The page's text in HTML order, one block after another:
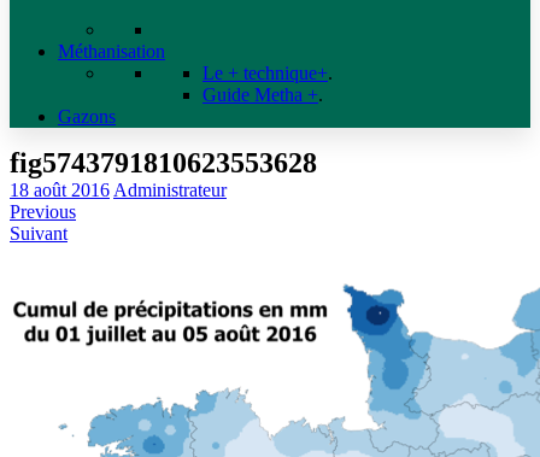
Méthanisation
Le + technique+.
Guide Metha +.
Gazons
fig5743791810623553628
18 août 2016 Administrateur
Previous
Suivant